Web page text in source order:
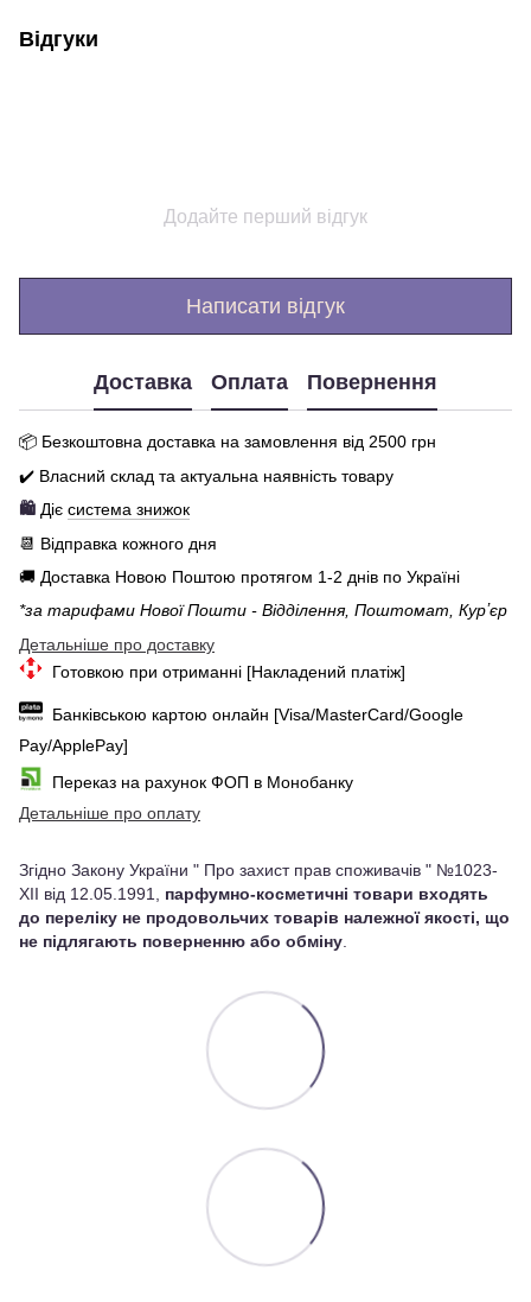
Відгуки
Додайте перший відгук
Написати відгук
Доставка Оплата Повернення
📦 Безкоштовна доставка на замовлення від 2500 грн
✔️ Власний склад та актуальна наявність товару
🛍️ Діє система знижок
📆 Відправка кожного дня
🚚 Доставка Новою Поштою протягом 1-2 днів по Україні
*за тарифами Нової Пошти - Відділення, Поштомат, Курʼєр
Детальніше про доставку
Готовкою при отриманні [Накладений платіж]
Банківською картою онлайн [Visa/MasterCard/Google
Pay/ApplePay]
Переказ на рахунок ФОП в Монобанку
Детальніше про оплату
Згідно Закону України " Про захист прав споживачів " №1023-
XII від 12.05.1991, парфумно-косметичні товари входять
до переліку не продовольчих товарів належної якості, що
не підлягають поверненню або обміну